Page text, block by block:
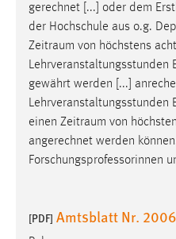
gerechnet [...] oder dem
der Hochschule aus o.g.
Zeitraum von höchstens
Lehrveranstaltungsstunden
gewährt werden [...]
Lehrveranstaltungsstunden
einen Zeitraum von
angerechnet werden
Forschungsprofessorinnen
[PDF] Amtsblatt Nr.